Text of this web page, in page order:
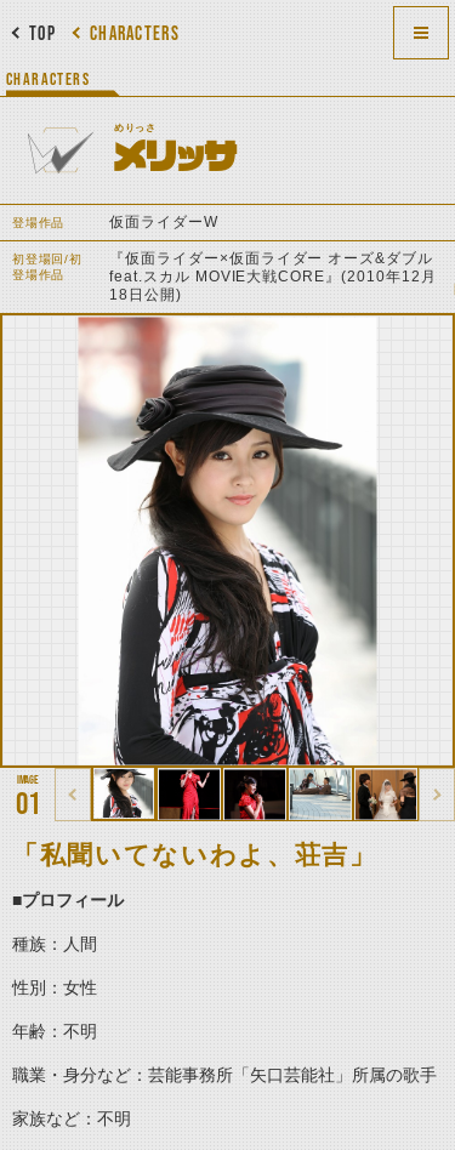
CHARACTERS
TOP
CHARACTERS
めりっさ
メリッサ
登場作品 仮面ライダーW
初登場回/初
登場作品
『仮面ライダー×仮面ライダー オーズ&ダブル
feat.スカル MOVIE大戦CORE』(2010年12月
18日公開)
01
「私聞いてないわよ、荘吉」
■プロフィール
種族：人間
性別：女性
年齢：不明
職業・身分など：芸能事務所「矢口芸能社」所属の歌手
家族など：不明